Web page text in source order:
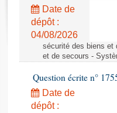
Rapports législatifs
Rapports sur l'application
Baromètre de
Dossiers législatifs
Budget et sécurité sociale
Questions écrites et
Date de
dépôt :
04/08/2026
sécurité des biens et
et de secours -
Question écrite n°
Date de
dépôt :